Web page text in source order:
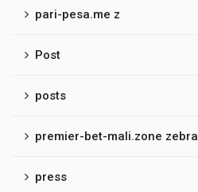
pari-pesa.me z
Post
posts
premier-bet-mali.zone zebra
press